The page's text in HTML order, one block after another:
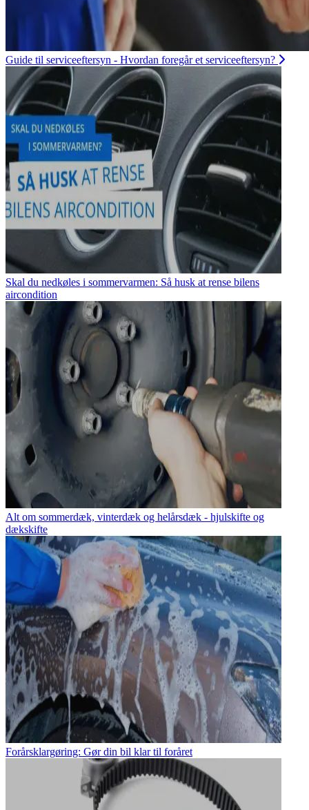
Guide til serviceeftersyn - Hvordan foregår et serviceeftersyn?
Skal du nedkøles i sommervarmen: Så husk at rense bilens
aircondition
Alt om sommerdæk, vinterdæk og helårsdæk - hjulskifte og
dækskifte
Forårsklargøring: Gør din bil klar til foråret